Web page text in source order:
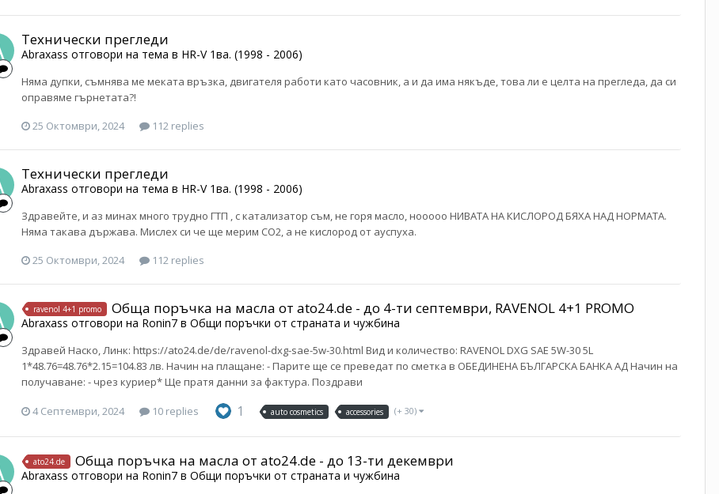
Технически прегледи
Abraxass отговори на тема в HR-V 1ва. (1998 - 2006)
Няма дупки, съмнява ме меката връзка, двигателя работи като часовник, а и да има някъде, това ли е целта на прегледа, да си
оправяме гърнетата?!
25 Октомври, 2024
112 replies
Технически прегледи
Abraxass отговори на тема в HR-V 1ва. (1998 - 2006)
Здравейте, и аз минах много трудно ГТП , с катализатор съм, не горя масло, нооооо НИВАТА НА КИСЛОРОД БЯХА НАД НОРМАТА.
Няма такава държава. Мислех си че ще мерим СО2, а не кислород от ауспуха.
25 Октомври, 2024
112 replies
ravenol 4+1 promo Обща поръчка на масла от ato24.de - до 4-ти септември, RAVENOL 4+1 PROMO
Abraxass отговори на Ronin7 в Общи поръчки от страната и чужбина
Здравей Наско, Линк: https://ato24.de/de/ravenol-dxg-sae-5w-30.html Вид и количество: RAVENOL DXG SAE 5W-30 5L
1*48.76=48.76*2.15=104.83 лв. Начин на плащане: - Парите ще се преведат по сметка в ОБЕДИНЕНА БЪЛГАРСКА БАНКА АД Начин на
получаване: - чрез куриер* Ще пратя данни за фактура. Поздрави
4 Септември, 2024 10 replies 1 auto cosmetics accessories (+ 30)
ato24.de Обща поръчка на масла от ato24.de - до 13-ти декември
Abraxass отговори на Ronin7 в Общи поръчки от страната и чужбина